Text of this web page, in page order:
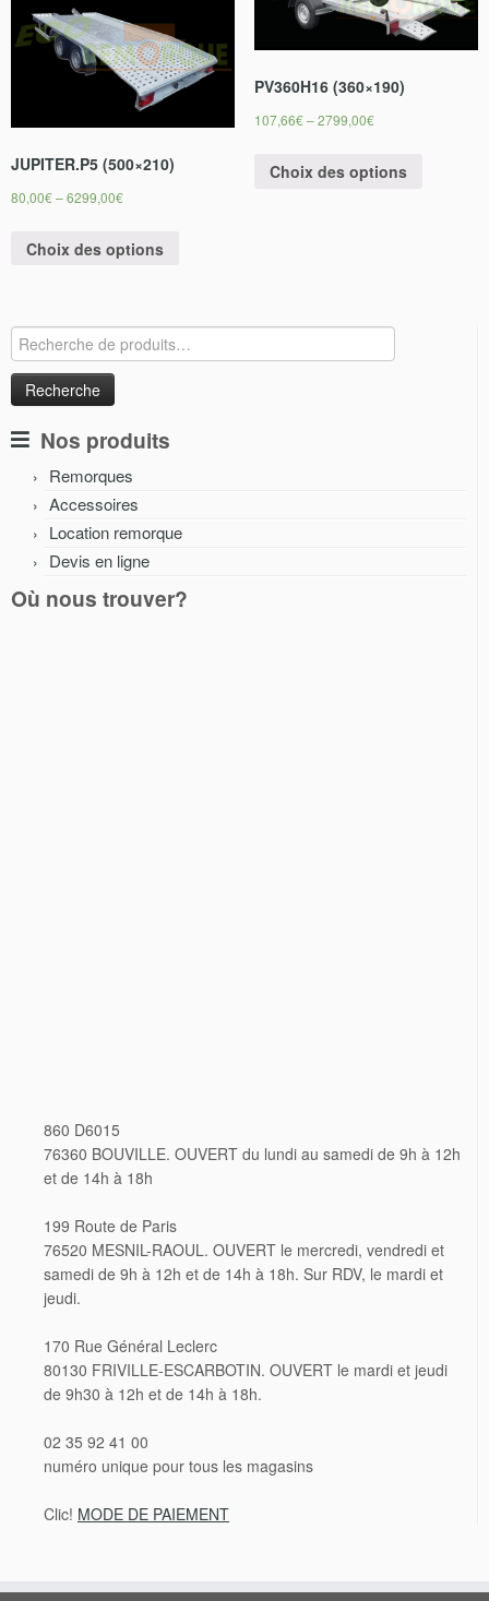
JUPITER.P5 (500×210)
80,00€–6299,00€
Choix des options
PV360H16 (360×190)
107,66€–2799,00€
Choix des options
Recherche
pour :
Nos produits
Remorques
Accessoires
Location remorque
Devis en ligne
Où nous trouver?
860 D6015
76360 BOUVILLE. OUVERT du lundi au samedi de 9h à 12h
et de 14h à 18h
199 Route de Paris
76520 MESNIL-RAOUL. OUVERT le mercredi, vendredi et
samedi de 9h à 12h et de 14h à 18h. Sur RDV, le mardi et
jeudi.
170 Rue Général Leclerc
80130 FRIVILLE-ESCARBOTIN. OUVERT le mardi et jeudi
de 9h30 à 12h et de 14h à 18h.
02 35 92 41 00
numéro unique pour tous les magasins
Clic! MODE DE PAIEMENT